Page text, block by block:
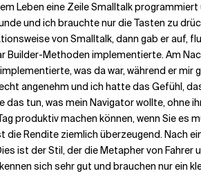
Leben eine Zeile Smalltalk
und ich brauchte nur die Tasten zu
von Smalltalk, dann gab er auf,
Builder-Methoden implementierte. Am
was da war, während er mir
angenehm und ich hatte das Gefühl,
tun, was mein Navigator wollte, ohne
produktiv machen können, wenn Sie es
Rendite ziemlich überzeugend. Nach
ist der Stil, der die Metapher von Fahrer
sich sehr gut und brauchen nur ein